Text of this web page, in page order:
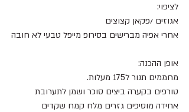
לציפוי:
אגוזים /פקאן קצוצים
אחרי אפיה מברישים בסירופ מייפל טבעי לא חובה
אופן ההכנה:
מחממים תנור ל175 מעלות.
טורפים בקערה ביצים סוכר ושמן לתערובת
אחידה מוסיפים גזרים מלח קמח שקדים